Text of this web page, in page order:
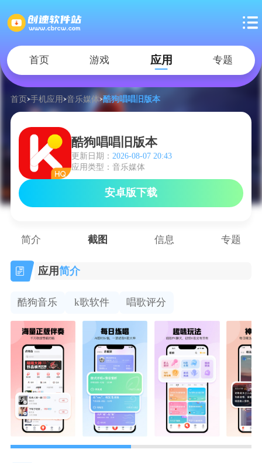
首页 游戏 应用 专题
首页 手机应用 音乐媒体 酷狗唱唱旧版本
酷狗唱唱旧版本
更新日期： 2026-08-07 20:43
应用类型：音乐媒体
安卓版下载
简介 截图 信息 专题
应用简介
酷狗音乐 k歌软件 唱歌评分